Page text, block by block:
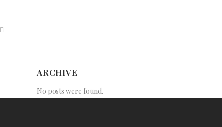
ARCHIVE
No posts were found.